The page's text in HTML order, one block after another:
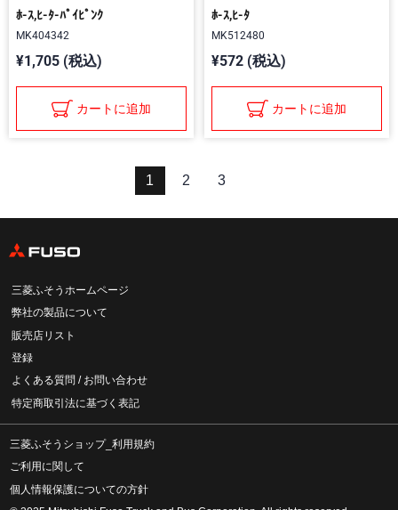
ﾎ-ｽ,ﾋ-ﾀ-ﾊﾟｲﾋﾟﾝｸ
MK404342
¥1,705 (税込)
カートに追加
ﾎ-ｽ,ﾋ-ﾀ
MK512480
¥572 (税込)
カートに追加
1 2 3
三菱ふそうホームページ
弊社の製品について
販売店リスト
登録
よくある質問 / お問い合わせ
特定商取引法に基づく表記
三菱ふそうショップ_利用規約
ご利用に関して
個人情報保護についての方針